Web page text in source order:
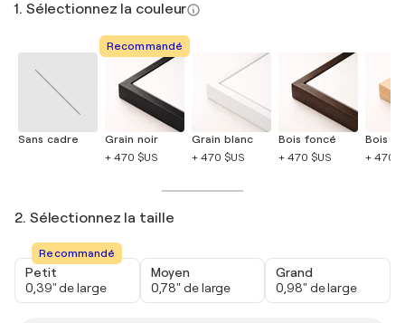
1. Sélectionnez la couleur
Sans cadre
Recommandé
Grain noir
+ 470 $US
Grain blanc
+ 470 $US
Bois foncé
+ 470 $US
Bois
+ 470
2. Sélectionnez la taille
Recommandé
Petit
0,39" de large
Moyen
0,78" de large
Grand
0,98" de large